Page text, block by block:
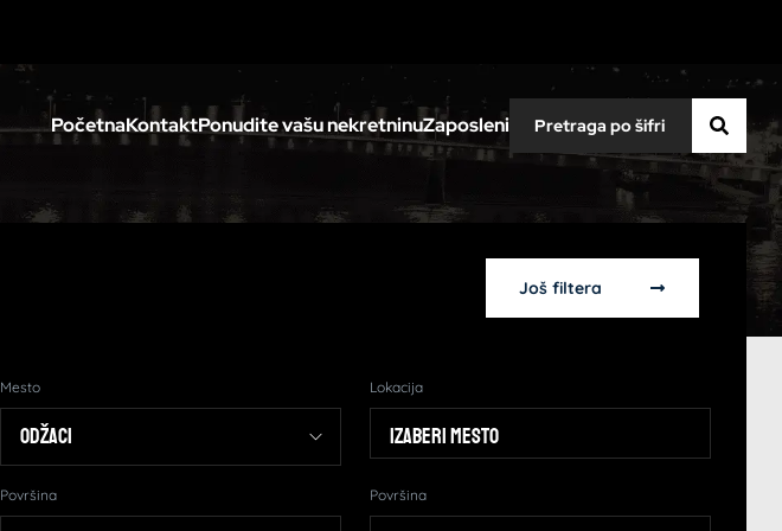
PočetnaKontaktPonudite vašu nekretninuZaposleni
Još filtera
Mesto Lokacija
Izaberi mesto
Površina Površina